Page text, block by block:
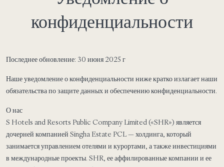
конфиденциальности
Последнее обновление: 30 июня 2025 г
Наше уведомление о конфиденциальности ниже кратко излагает наши
обязательства по защите данных и обеспечению конфиденциальности.
О нас
S Hotels and Resorts Public Company Limited («SHR») является
дочерней компанией Singha Estate PCL — холдинга, который
занимается управлением отелями и курортами, а также инвестициями
в международные проекты. SHR, ее аффилированные компании и ее